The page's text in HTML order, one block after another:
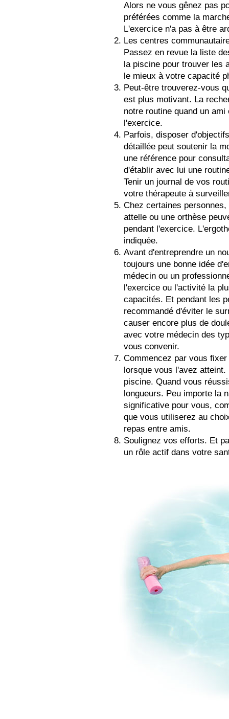
Alors ne vous gênez pas
préférées comme la
L'exercice n'a pas à être
Les centres
Passez en revue la liste
la piscine pour trouver les
le mieux à votre capacité
Peut-être trouverez-vous
est plus motivant. La
notre routine quand un
l'exercice.
Parfois, disposer
détaillée peut soutenir la
une référence pour
d'établir avec lui une
Tenir un journal de vos
votre thérapeute à
Chez certaines
attelle ou une orthèse
pendant l'exercice.
indiquée.
Avant d'entreprendre un
toujours une bonne idée
médecin ou un
l'exercice ou l'activité la
capacités. Et pendant les
recommandé d'éviter le
causer encore plus de
avec votre médecin des
vous convenir.
Commencez par vous
lorsque vous l'avez
piscine. Quand vous
longueurs. Peu importe la
significative pour vous,
que vous utiliserez au
repas entre amis.
Soulignez vos efforts. Et
un rôle actif dans votre